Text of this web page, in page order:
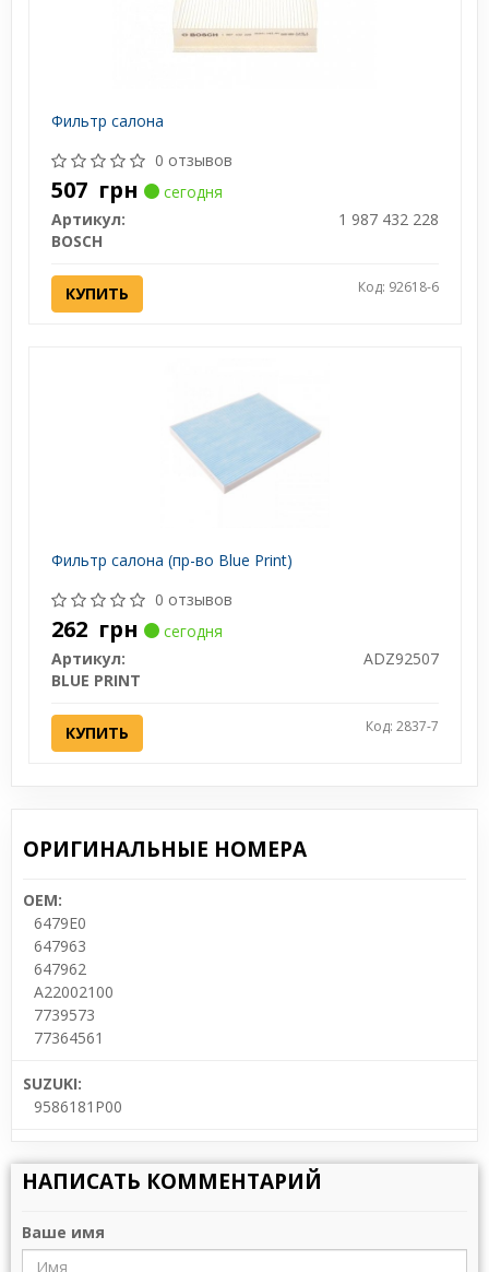
Фильтр салона
0 отзывов
507 грн
сегодня
Артикул:
1 987 432 228
BOSCH
КУПИТЬ Код: 92618-6
Фильтр салона (пр-во Blue Print)
0 отзывов
262 грн
сегодня
Артикул:
ADZ92507
BLUE PRINT
КУПИТЬ Код: 2837-7
ОРИГИНАЛЬНЫЕ НОМЕРА
OEM:
6479E0
647963
647962
A22002100
7739573
77364561
SUZUKI:
9586181P00
НАПИСАТЬ КОММЕНТАРИЙ
Ваше имя